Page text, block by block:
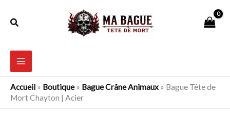
Rechercher
Accueil » Boutique» Bague Crâne Animaux» Bague Tête de
Mort Chayton | Acier